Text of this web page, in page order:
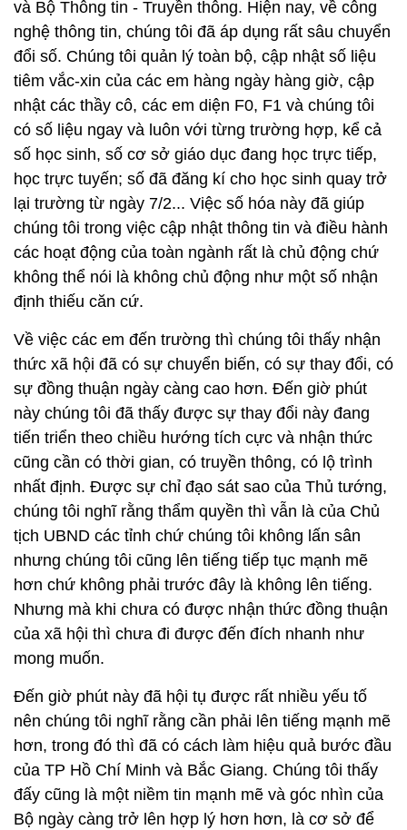
và Bộ Thông tin - Truyền thông. Hiện nay, về công
nghệ thông tin, chúng tôi đã áp dụng rất sâu chuyển
đổi số. Chúng tôi quản lý toàn bộ, cập nhật số liệu
tiêm vắc-xin của các em hàng ngày hàng giờ, cập
nhật các thầy cô, các em diện F0, F1 và chúng tôi
có số liệu ngay và luôn với từng trường hợp, kể cả
số học sinh, số cơ sở giáo dục đang học trực tiếp,
học trực tuyến; số đã đăng kí cho học sinh quay trở
lại trường từ ngày 7/2... Việc số hóa này đã giúp
chúng tôi trong việc cập nhật thông tin và điều hành
các hoạt động của toàn ngành rất là chủ động chứ
không thể nói là không chủ động như một số nhận
định thiếu căn cứ.
Về việc các em đến trường thì chúng tôi thấy nhận
thức xã hội đã có sự chuyển biến, có sự thay đổi, có
sự đồng thuận ngày càng cao hơn. Đến giờ phút
này chúng tôi đã thấy được sự thay đổi này đang
tiến triển theo chiều hướng tích cực và nhận thức
cũng cần có thời gian, có truyền thông, có lộ trình
nhất định. Được sự chỉ đạo sát sao của Thủ tướng,
chúng tôi nghĩ rằng thẩm quyền thì vẫn là của Chủ
tịch UBND các tỉnh chứ chúng tôi không lấn sân
nhưng chúng tôi cũng lên tiếng tiếp tục mạnh mẽ
hơn chứ không phải trước đây là không lên tiếng.
Nhưng mà khi chưa có được nhận thức đồng thuận
của xã hội thì chưa đi được đến đích nhanh như
mong muốn.
Đến giờ phút này đã hội tụ được rất nhiều yếu tố
nên chúng tôi nghĩ rằng cần phải lên tiếng mạnh mẽ
hơn, trong đó thì đã có cách làm hiệu quả bước đầu
của TP Hồ Chí Minh và Bắc Giang. Chúng tôi thấy
đấy cũng là một niềm tin mạnh mẽ và góc nhìn của
Bộ ngày càng trở lên hợp lý hơn hơn, là cơ sở để